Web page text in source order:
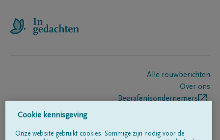
Alle rouwberichten
Over ons
Begrafenisondernemers
Cookie kennisgeving
Onze website gebruikt cookies. Sommige zijn nodig voor de